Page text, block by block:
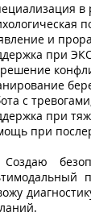
в
и
при
с
при
при